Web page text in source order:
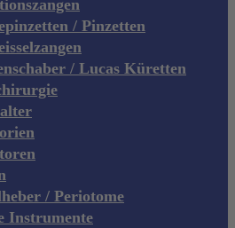
/ Pinzetten
/ Lucas Küretten
/ Periotome
Instrumente